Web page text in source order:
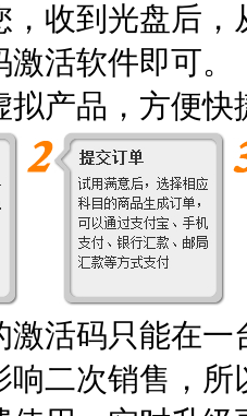
，收到光盘后
激活软件即可。
产品，方便快
码只能在一
响二次销售，